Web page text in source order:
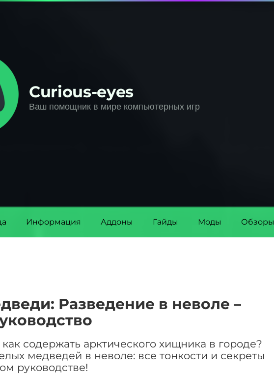
Curious-eyes
Ваш помощник в мире компьютерных игр
Информация Аддоны Гайды Моды Обзоры
Разведение в неволе –
как содержать арктического хищника в городе?
медведей в неволе: все тонкости и секреты
руководстве!